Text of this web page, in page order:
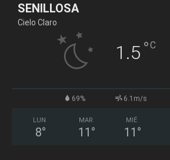
SENILLOSA
Cielo Claro
1.5 °C
69% 6.1m/s
LUN
8°
MAR
11 °
MIÉ
11 °